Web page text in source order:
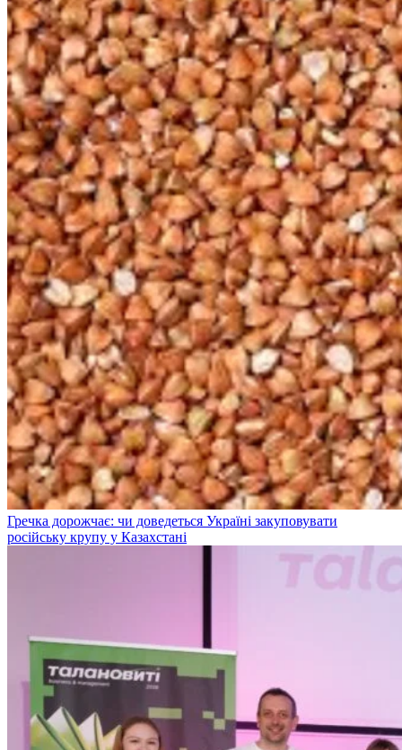
Гречка дорожчає: чи доведеться Україні закуповувати
російську крупу у Казахстані